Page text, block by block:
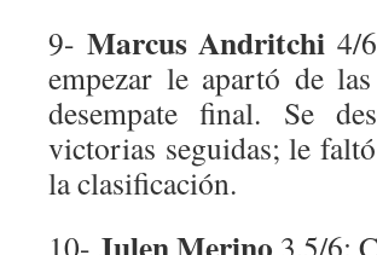
9- Marcus Andritchi 4/
empezar le apartó de
desempate final. Se
victorias seguidas; le
la clasificación.
10-
3,5/6: